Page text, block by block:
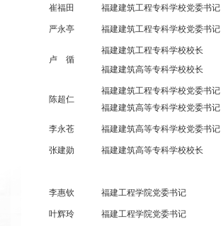
崔福田 福建建筑工程专科学校党委书记
严永亭 福建建筑工程专科学校党委书记
卢 循
福建建筑工程专科学校校长
福建建筑高等专科学校校长
陈超仁
福建建筑工程专科学校党委书记
福建建筑高等专科学校党委书记
李永苍 福建建筑高等专科学校党委书记
张建勋 福建建筑高等专科学校校长
李惠钦 福建工程学院党委书记
叶辉玲
福建工程学院党委书记